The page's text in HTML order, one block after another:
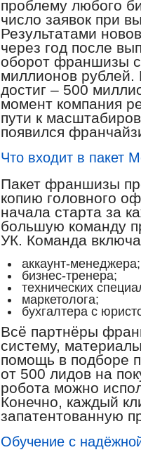
проблему любого
число заявок при
Результатами
через год после
оборот франшизы
миллионов
достиг – 500
момент компания
пути к
появился
Что входит в пакет
Пакет франшизы
копию головного
начала старта за
большую команду
УК. Команда
аккаунт-менеджера;
бизнес-тренера;
технических
маркетолога;
бухгалтера с
Всё партнёры
систему,
помощь в подборе
от 500 лидов на
робота можно
Конечно, каждый
запатентованную
Обучение с